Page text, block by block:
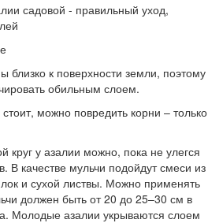
садовой - правильный уход,
близко к поверхности земли, поэтому
обильным слоем.
можно повредить корни – только
круг у азалии можно, пока не улегся
В качестве мульчи подойдут смеси из
и сухой листвы. Можно применять
должен быть от 20 до 25–30 см в
Молодые азалии укрываются слоем